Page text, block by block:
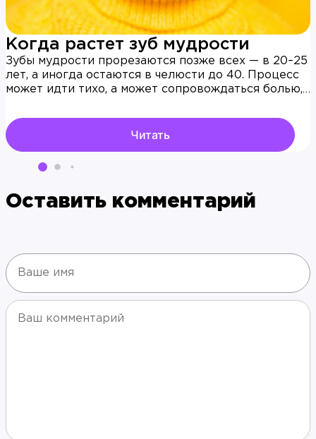
Когда растет зуб мудрости
Зубы мудрости прорезаются позже всех — в 20–25
лет, а иногда остаются в челюсти до 40. Процесс
может идти тихо, а может сопровождаться болью,
Разбираем, когда и как растут восьмерки, зачем
они нужны, в каких случаях их сохраняют и когда
без удаления не обойтись.
Читать
Оставить комментарий